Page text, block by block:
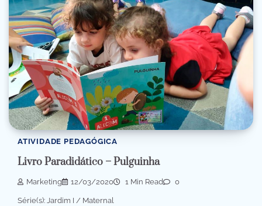
ATIVIDADE PEDAGÓGICA
Livro Paradidático – Pulguinha
Marketing 12/03/2020 1 Min Read 0
Série(s): Jardim I / Maternal